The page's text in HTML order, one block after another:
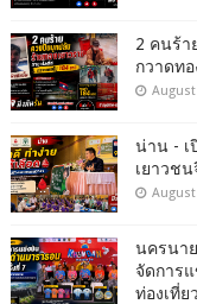
2 คนร้า
กวาดท
August
น่าน - เ
เยาวช
August
นครนา
จัดการ
ท่องเที่